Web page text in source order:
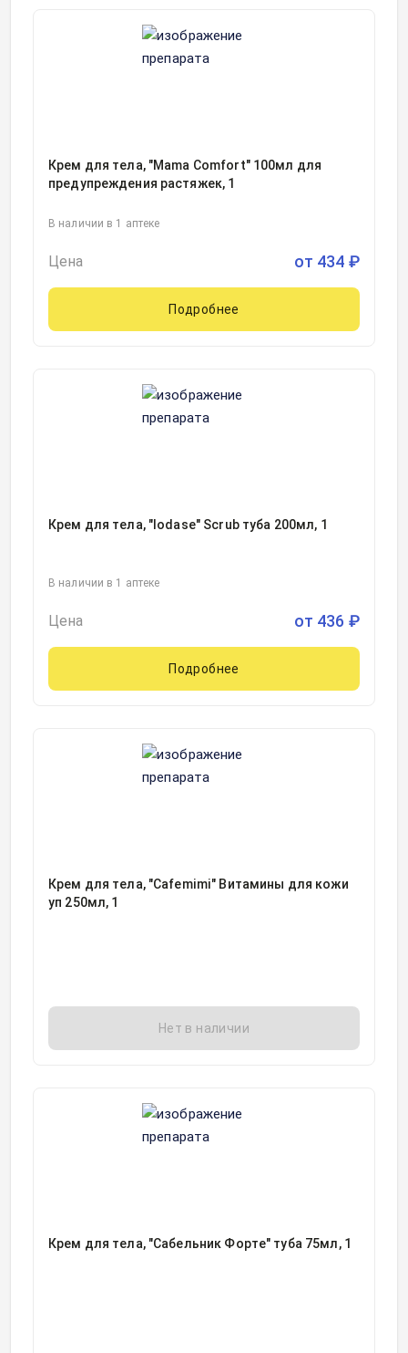
Крем для тела, "Mama Comfort" 100мл для
предупреждения растяжек, 1
В наличии в 1 аптеке
Цена от 434 ₽
Подробнее
Крем для тела, "Iodase" Scrub туба 200мл, 1
В наличии в 1 аптеке
Цена от 436 ₽
Подробнее
Крем для тела, "Cafemimi" Витамины для кожи
уп 250мл, 1
Нет в наличии
Крем для тела, "Сабельник Форте" туба 75мл, 1